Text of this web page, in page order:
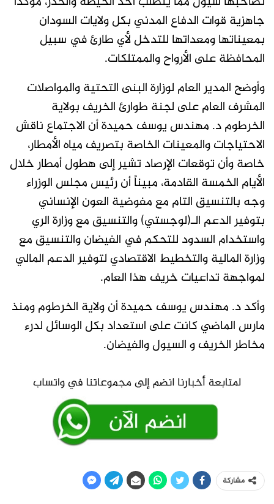
جاهزية قوات الدفاع المدني بكل ولايات السودان
بمعيناتها ومعداتها للتدخل لأي طارئ في سبيل
المحافظة على الأرواح والممتلكات.
وأوضح المدير العام لوزارة البنى التحتية والمواصلات
المشرف العام على لجنة طوارئ الخريف بولاية
الخرطوم د. مهندس يوسف حميدة أن الاجتماع ناقش
الاحتياجات والمعينات الخاصة بتصريف مياه الأمطار،
خاصة وأن توقعات الإرصاد تشير إلى هطول أمطار خلال
الأيام الخمسة القادمة، مبيناً أن رئيس مجلس الوزراء
وجه بالتنسيق التام مع مفوضية العون الإنساني
بتوفير الدعم الـ(لوجستي) والتنسيق مع وزارة الري
واستخدام السدود للتحكم في الفيضان والتنسيق مع
وزارة المالية والتخطيط الاقتصادي لتوفير الدعم المالي
لمواجهة تداعيات خريف هذا العام.
وأكد د. مهندس يوسف حميدة أن ولاية الخرطوم ومنذ
مارس الماضي كانت على استعداد بكل الوسائل لدرء
مخاطر الخريف و السيول والفيضان.
مشاركة